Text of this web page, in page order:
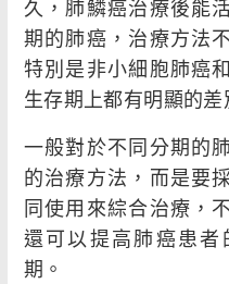
久，肺鱗癌治療後能
期的肺癌，治療方法
特別是非小細胞肺癌
生存期上都有明顯的差
一般對於不同分期的
的治療方法，而是要
同使用來綜合治療，
還可以提高肺癌患
期。